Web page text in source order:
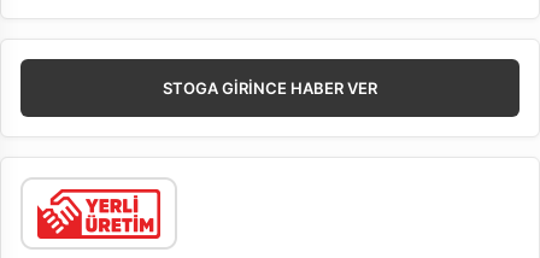
STOGA GIRINCE HABER VER